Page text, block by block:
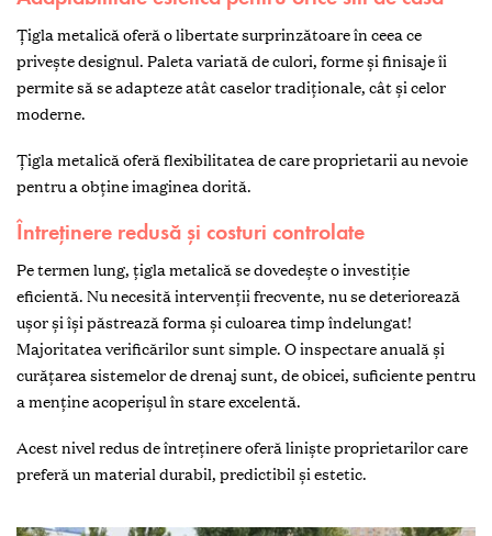
Țigla metalică oferă o libertate surprinzătoare în ceea ce
privește designul. Paleta variată de culori, forme și finisaje îi
permite să se adapteze atât caselor tradiționale, cât și celor
moderne.
Țigla metalică oferă flexibilitatea de care proprietarii au nevoie
pentru a obține imaginea dorită.
Întreținere redusă și costuri controlate
Pe termen lung, țigla metalică se dovedește o investiție
eficientă. Nu necesită intervenții frecvente, nu se deteriorează
ușor și își păstrează forma și culoarea timp îndelungat!
Majoritatea verificărilor sunt simple. O inspectare anuală și
curățarea sistemelor de drenaj sunt, de obicei, suficiente pentru
a menține acoperișul în stare excelentă.
Acest nivel redus de întreținere oferă liniște proprietarilor care
preferă un material durabil, predictibil și estetic.